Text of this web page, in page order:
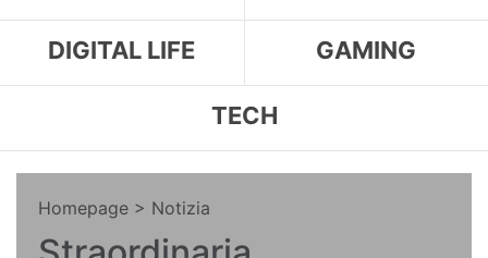
DIGITAL LIFE GAMING
TECH
Homepage > Notizia